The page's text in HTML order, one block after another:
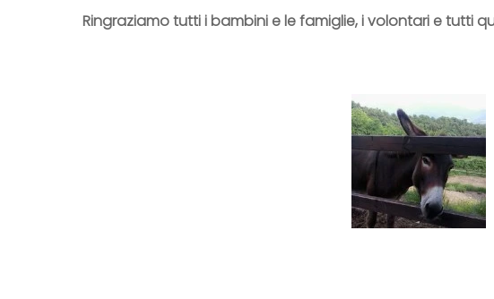
Ringraziamo tutti i bambini e le famiglie, i volontari e tutti